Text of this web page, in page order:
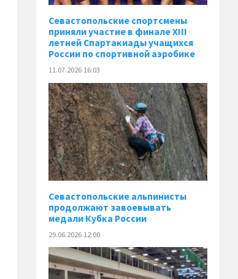
Севастопольские спортсмены
приняли участие в финале XIII
летней Спартакиады учащихся
России по спортивной аэробике
11.07.2026 16:03
Севастопольские альпинисты
продолжают завоевывать
медали Кубка России
29.06.2026 12:00